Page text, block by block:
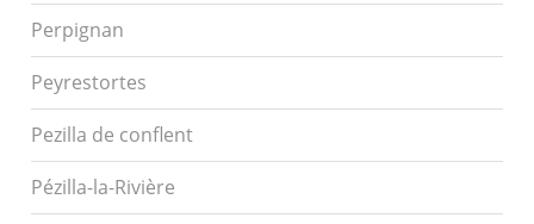
Perpignan
Peyrestortes
Pezilla de conflent
Pézilla-la-Rivière